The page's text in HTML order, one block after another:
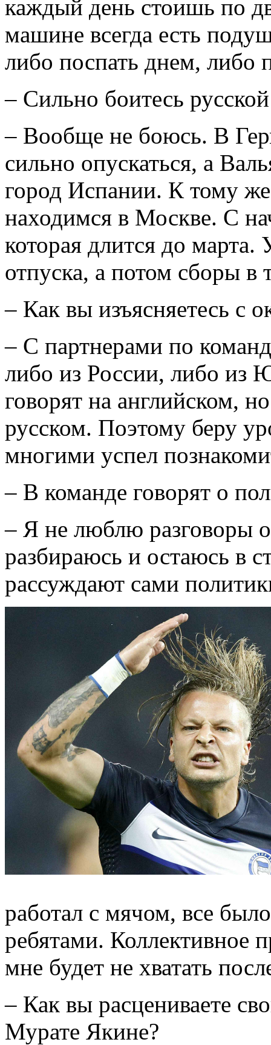
каждый день стоишь по
машине всегда есть
либо поспать днем, либо
– Сильно боитесь
– Вообще не боюсь. В
сильно опускаться, а
город Испании. К тому
находимся в Москве. С
которая длится до марта.
отпуска, а потом сборы в
– Как вы изъясняетесь
– С партнерами по
либо из России, либо
говорят на английском,
русском. Поэтому беру
многими успел
– В команде говорят о
– Я не люблю разговоры
разбираюсь и остаюсь в
рассуждают сами
работал с мячом, все
ребятами. Коллективное
мне будет не хватать
– Как вы расцениваете
Мурате Якине?